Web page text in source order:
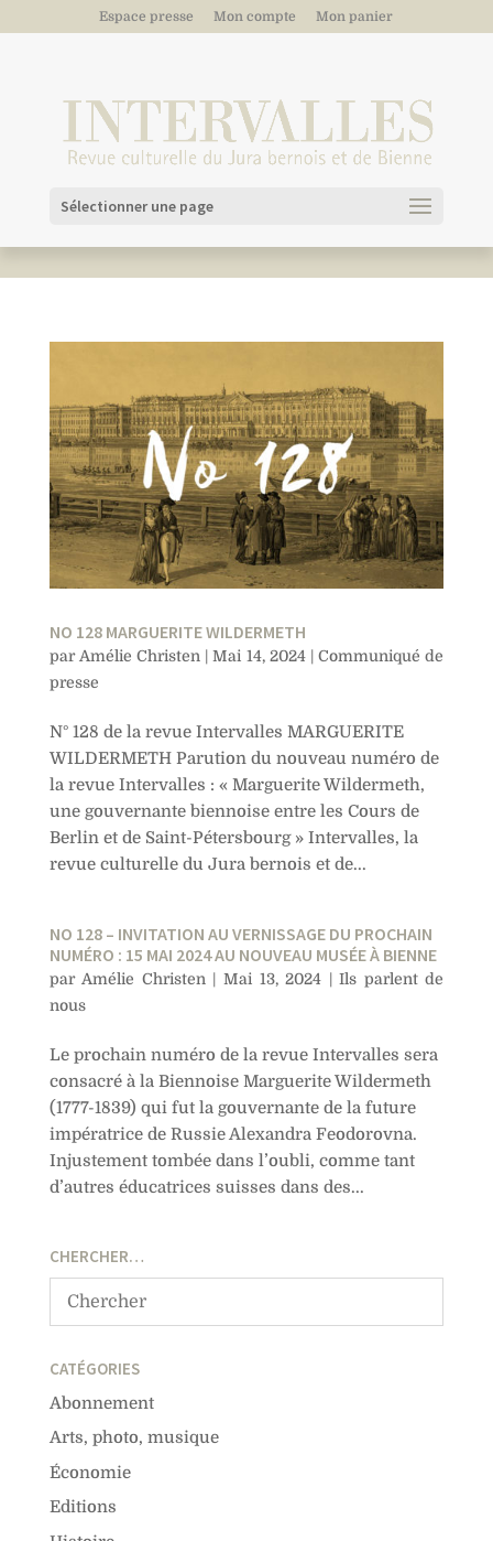
Espace presse Mon compte Mon panier
Sélectionner une page
NO 128 MARGUERITE WILDERMETH
par Amélie Christen |Mai 14, 2024|Communiqué de
presse
N° 128 de la revue Intervalles MARGUERITE
WILDERMETH Parution du nouveau numéro de
la revue Intervalles : « Marguerite Wildermeth,
une gouvernante biennoise entre les Cours de
Berlin et de Saint-Pétersbourg » Intervalles, la
revue culturelle du Jura bernois et de...
NO 128 – INVITATION AU VERNISSAGE DU PROCHAIN
NUMÉRO : 15 MAI 2024 AU NOUVEAU MUSÉE À BIENNE
par Amélie Christen | Mai 13, 2024 |Ils parlent de
nous
Le prochain numéro de la revue Intervalles sera
consacré à la Biennoise Marguerite Wildermeth
(1777-1839) qui fut la gouvernante de la future
impératrice de Russie Alexandra Feodorovna.
Injustement tombée dans l’oubli, comme tant
d’autres éducatrices suisses dans des...
CHERCHER…
CATÉGORIES
Abonnement
Arts, photo, musique
Économie
Editions